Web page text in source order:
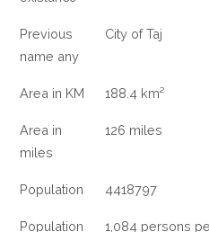
Previous
name any
City of Taj
Area in KM 188.4 km²
Area in
miles
126 miles
Population 4418797
Population 1,084 persons